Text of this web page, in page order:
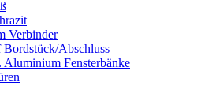
Verbinder
Abschluss
Aluminium Fensterbänke